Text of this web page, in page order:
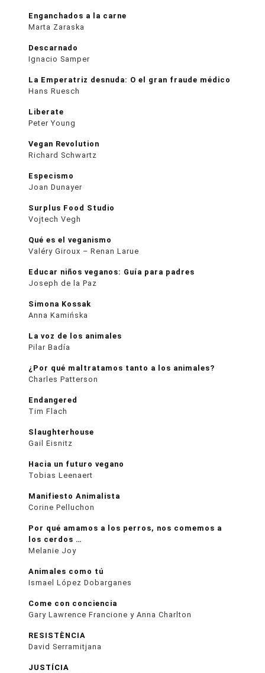
Enganchados a la carne
Marta Zaraska
Descarnado
Ignacio Samper
La Emperatriz desnuda: O el gran fraude médico
Hans Ruesch
Liberate
Peter Young
Vegan Revolution
Richard Schwartz
Especismo
Joan Dunayer
Surplus Food Studio
Vojtech Vegh
Qué es el veganismo
Valéry Giroux – Renan Larue
Educar niños veganos: Guía para padres
Joseph de la Paz
Simona Kossak
Anna Kamińska
La voz de los animales
Pilar Badía
¿Por qué maltratamos tanto a los animales?
Charles Patterson
Endangered
Tim Flach
Slaughterhouse
Gail Eisnitz
Hacia un futuro vegano
Tobias Leenaert
Manifiesto Animalista
Corine Pelluchon
Por qué amamos a los perros, nos comemos a
los cerdos …
Melanie Joy
Animales como tú
Ismael López Dobarganes
Come con conciencia
Gary Lawrence Francione y Anna Charlton
RESISTÈNCIA
David Serramitjana
JUSTÍCIA